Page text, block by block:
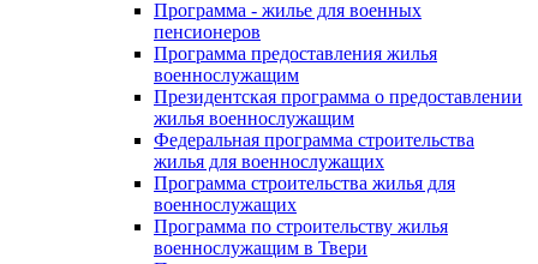
Программа - жилье для военных
пенсионеров
Программа предоставления жилья
военнослужащим
Президентская программа о предоставлении
жилья военнослужащим
Федеральная программа строительства
жилья для военнослужащих
Программа строительства жилья для
военнослужащих
Программа по строительству жилья
военнослужащим в Твери